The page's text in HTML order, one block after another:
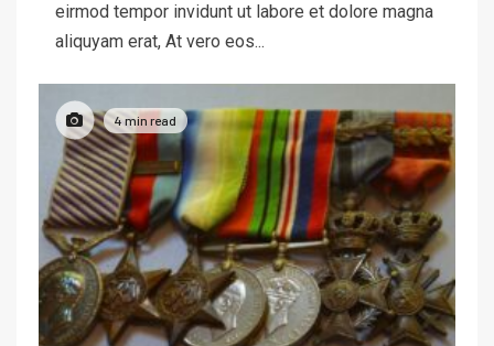
eirmod tempor invidunt ut labore et dolore magna
aliquyam erat, At vero eos...
4 min read